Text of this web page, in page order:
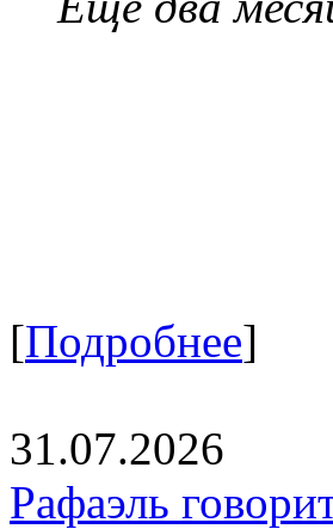
[Подробнее]
31.07.2026
Рафаэль